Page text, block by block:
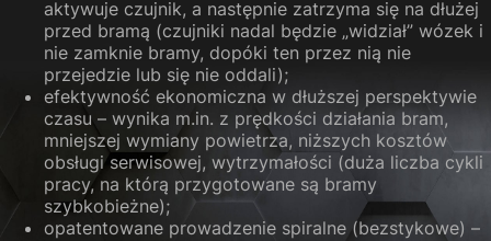
aktywuje czujnik, a następnie zatrzyma się na dłużej
przed bramą (czujniki nadal będzie „widział” wózek i
nie zamknie bramy, dopóki ten przez nią nie
przejedzie lub się nie oddali);
efektywność ekonomiczna w dłuższej perspektywie
czasu – wynika m.in. z prędkości działania bram,
mniejszej wymiany powietrza, niższych kosztów
obsługi serwisowej, wytrzymałości (duża liczba cykli
pracy, na którą przygotowane są bramy
szybkobieżne);
opatentowane prowadzenie spiralne (bezstykowe) –